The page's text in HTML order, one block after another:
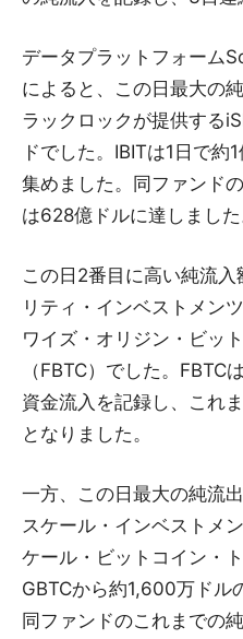
データプラットフォーム
によると、この日最大の
ラックロックが提供する
ドでした。IBITは1日で約
集めました。同ファンド
は628億ドルに達しました
この日2番目に高い純流
リティ・インベストメン
ワイズ・オリジン・ビッ
（FBTC）でした。
資金流入を記録し、これ
となりました。
一方、この日最大の純流
スケール・インベストメ
ケール・ビットコイン・
GBTCから約1,600万ドル
同ファンドのこれまでの